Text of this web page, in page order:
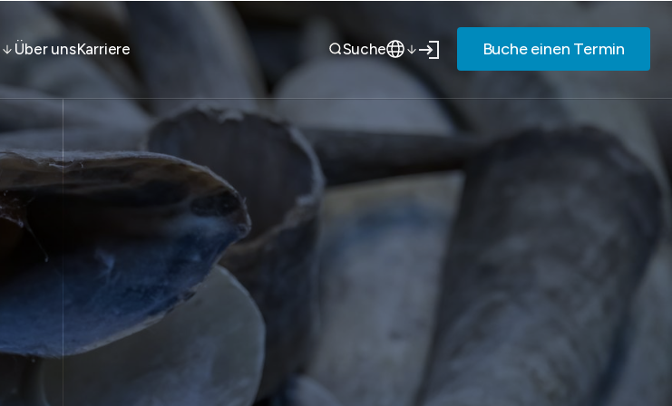
Über unsKarriere Suche Buche einen Termin